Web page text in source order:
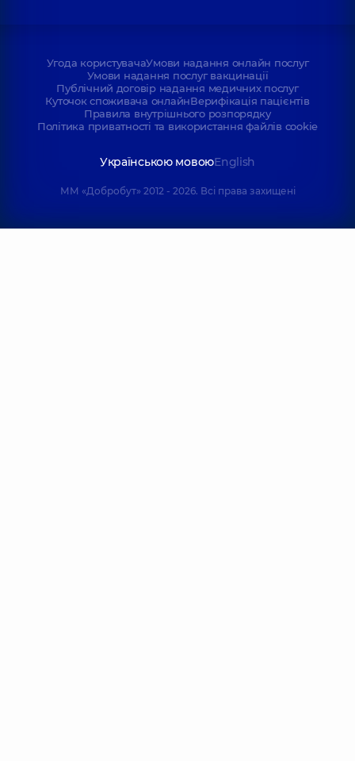
Угода користувачаУмови надання онлайн послуг
Умови надання послуг вакцинації
Публічний договір надання медичних послуг
Куточок споживача онлайнВерифікація пацієнтів
Правила внутрішнього розпорядку
Політика приватності та використання файлів cookie
Українською мовоюEnglish
ММ «Добробут» 2012 - 2026. Всі права захищені